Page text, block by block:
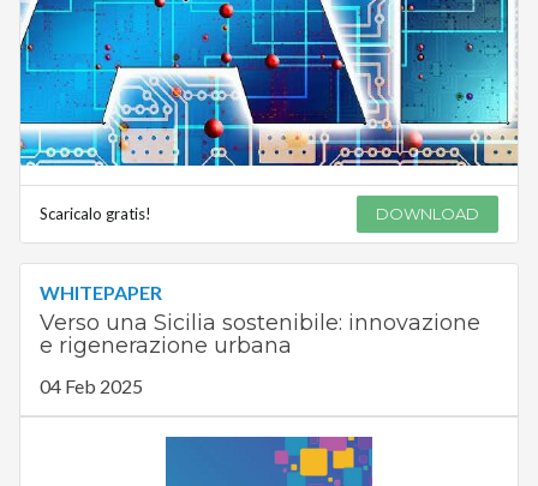
Scaricalo gratis! DOWNLOAD
WHITEPAPER
Verso una Sicilia sostenibile: innovazione
e rigenerazione urbana
04 Feb 2025